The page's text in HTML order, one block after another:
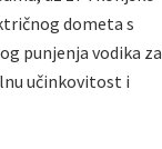
dometa s
punjenja vodika za
učinkovitost i